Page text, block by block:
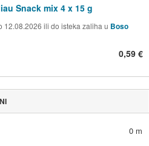
Snack mix 4 x 15 g
12.08.2026 ili do isteka zaliha u Boso
0,59 €
0 m